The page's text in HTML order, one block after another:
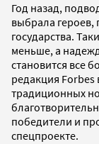
Год назад,
выбрала
государства.
меньше, а
становится все
редакция Forbes
традиционных
победители и
спецпроекте.